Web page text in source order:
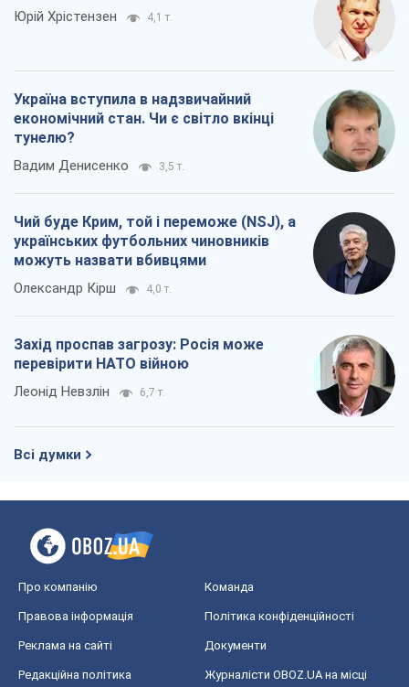
Юрій Хрістензен 4,1 т.
Україна вступила в надзвичайний
економічний стан. Чи є світло вкінці
тунелю?
Вадим Денисенко 3,5 т.
Чий буде Крим, той і переможе (NSJ), а
українських футбольних чиновників
можуть назвати вбивцями
Олександр Кірш 4,0 т.
Захід проспав загрозу: Росія може
перевірити НАТО війною
Леонід Невзлін 6,7 т.
Всі думки
Про компанію Команда
Правова інформація Політика конфіденційності
Реклама на сайті Документи
Редакційна політика
Журналісти OBOZ.UA на місці